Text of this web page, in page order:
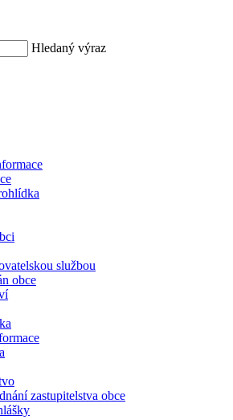
Hledaný výraz
službou
obce
zastupitelstva obce